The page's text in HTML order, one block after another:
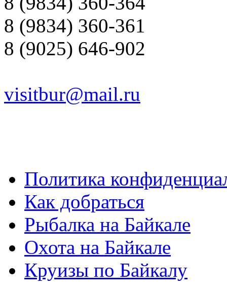
8 (9834) 360-361
8 (9025) 646-902
visitbur@mail.ru
Политика
Как добраться
Рыбалка на Байкале
Охота на Байкале
Круизы по Байкалу